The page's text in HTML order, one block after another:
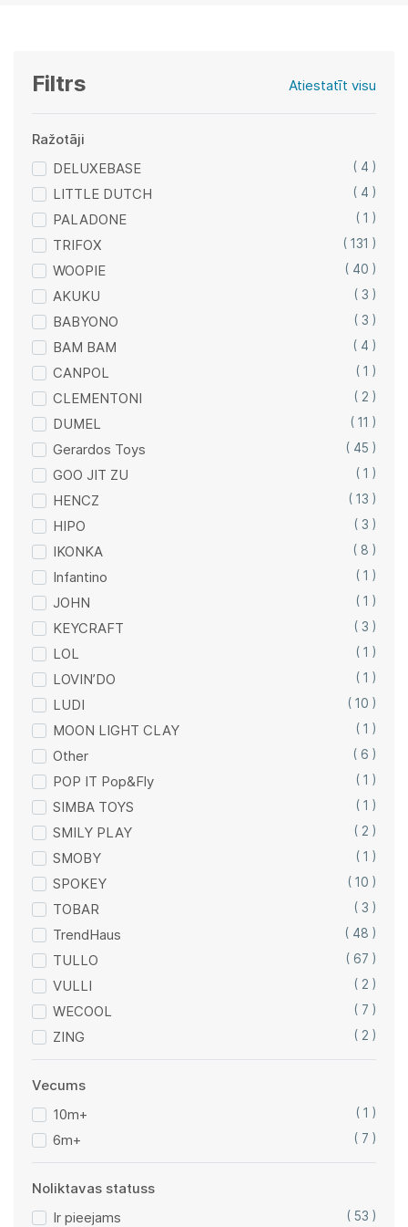
Filtrs Atiestatīt visu
Ražotāji
DELUXEBASE
( 4 )
LITTLE DUTCH ( 4 )
PALADONE ( 1 )
TRIFOX ( 131 )
WOOPIE ( 40 )
AKUKU ( 3 )
BABYONO ( 3 )
BAM BAM ( 4 )
CANPOL ( 1 )
CLEMENTONI ( 2 )
DUMEL ( 11 )
Gerardos Toys ( 45 )
GOO JIT ZU ( 1 )
HENCZ ( 13 )
HIPO ( 3 )
IKONKA ( 8 )
Infantino ( 1 )
JOHN ( 1 )
KEYCRAFT ( 3 )
LOL ( 1 )
LOVIN’DO ( 1 )
LUDI ( 10 )
MOON LIGHT CLAY ( 1 )
Other ( 6 )
POP IT Pop&Fly ( 1 )
SIMBA TOYS ( 1 )
SMILY PLAY ( 2 )
SMOBY ( 1 )
SPOKEY ( 10 )
TOBAR ( 3 )
TrendHaus ( 48 )
TULLO ( 67 )
VULLI ( 2 )
WECOOL ( 7 )
ZING ( 2 )
Vecums
10m+
( 1 )
6m+ ( 7 )
Noliktavas statuss
Ir pieejams
( 53 )